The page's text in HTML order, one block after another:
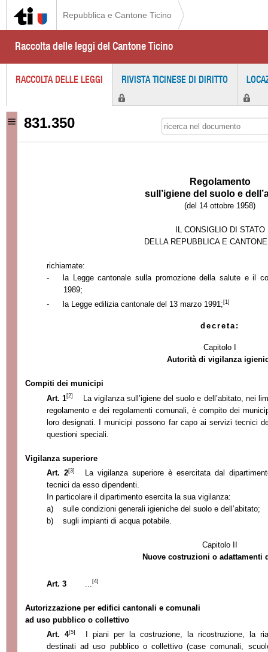
Repubblica e Cantone Ticino
Raccolta delle leggi del Cantone Ticino
RACCOLTA DELLE LEGGI RIVISTA TICINESE DI DIRITTO
831.350
Regolamento
sull’igiene del suolo e dell’
(del 14 ottobre 1958)
IL CONSIGLIO DI STATO
DELLA REPUBBLICA E
richiamate:
-
la Leggecantonale sulla promozione della salute e il
1989;
-
la Legge edilizia cantonale del 13 marzo 1991;[1]
decreta:
Capitolo I
Autorità di vigilanza
Compiti dei municipi
Art. 1[2]
La vigilanza sull’igiene del suolo e dell’abitato, nei
regolamento e dei regolamenti comunali, è compito dei
loro designati. I municipi possono far capo ai servizi tecnici
questioni speciali
Vigilanza superiore
Art. 2[3]
La vigilanza superiore è esercitata dal
tecnici da esso dipendenti.
In particolare il dipartimento esercita la sua vigilanza:
a)
sulle condizioni generali igieniche del suolo e dell’abitato;
b)
sugli impianti di acqua potabile.
Capitolo II
Nuove costruzioni o adattamenti
Art. 3 ...[4]
Autorizzazione per edifici cantonali e comunali
ad uso pubblico o collettivo
Art. 4[5] I piani per la costruzione, la ricostruzione, la
destinati ad uso pubblico o collettivo (case comunali,